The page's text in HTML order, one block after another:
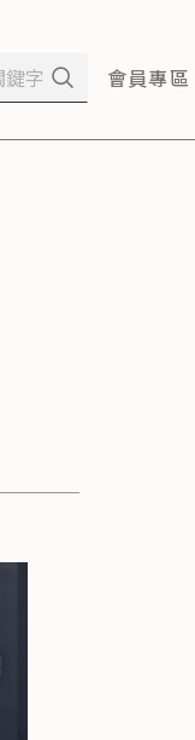
會員專區